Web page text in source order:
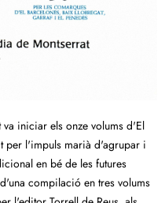
va iniciar els onze volums d'El
per l'impuls marià d'agrupar i
en bé de les futures
compilació en tres volums